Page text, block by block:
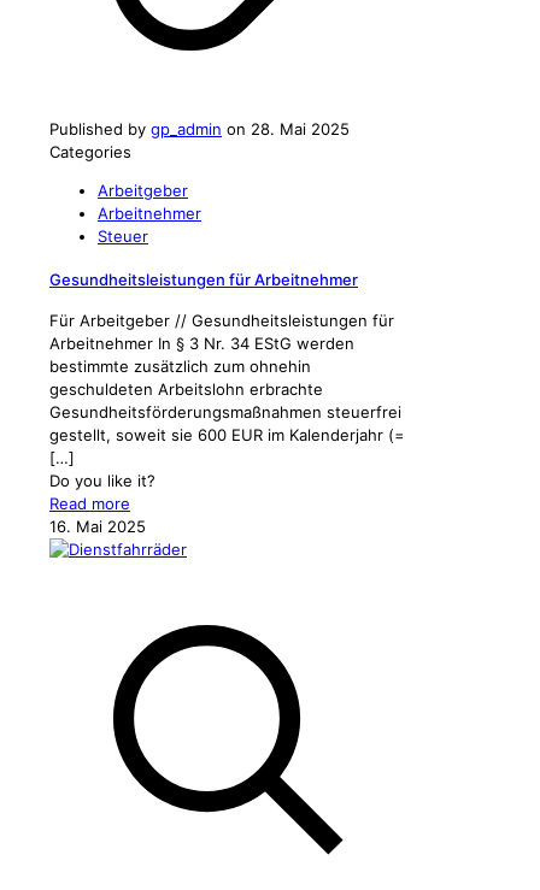
Published by gp_admin on 28. Mai 2025
Categories
Arbeitgeber
Arbeitnehmer
Steuer
Gesundheitsleistungen für Arbeitnehmer
Für Arbeitgeber // Gesundheitsleistungen für
Arbeitnehmer In § 3 Nr. 34 EStG werden
bestimmte zusätzlich zum ohnehin
geschuldeten Arbeitslohn erbrachte
Gesundheitsförderungsmaßnahmen steuerfrei
gestellt, soweit sie 600 EUR im Kalenderjahr (=
[…]
Do you like it?
Read more
16. Mai 2025